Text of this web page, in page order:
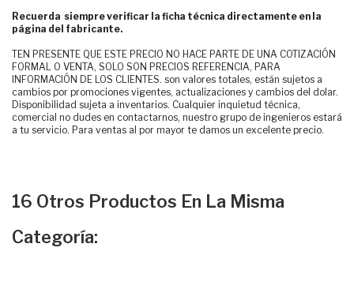
Recuerda siempre verificar la ficha técnica directamente en la
página del fabricante.
TEN PRESENTE QUE ESTE PRECIO NO HACE PARTE DE UNA COTIZACIÓN
FORMAL O VENTA, SOLO SON PRECIOS REFERENCIA, PARA
INFORMACIÓN DE LOS CLIENTES. son valores totales, están sujetos a
cambios por promociones vigentes, actualizaciones y cambios del dolar.
Disponibilidad sujeta a inventarios. Cualquier inquietud técnica,
comercial no dudes en contactarnos, nuestro grupo de ingenieros estará
a tu servicio. Para ventas al por mayor te damos un excelente precio.
16 Otros Productos En La Misma
Categoría: